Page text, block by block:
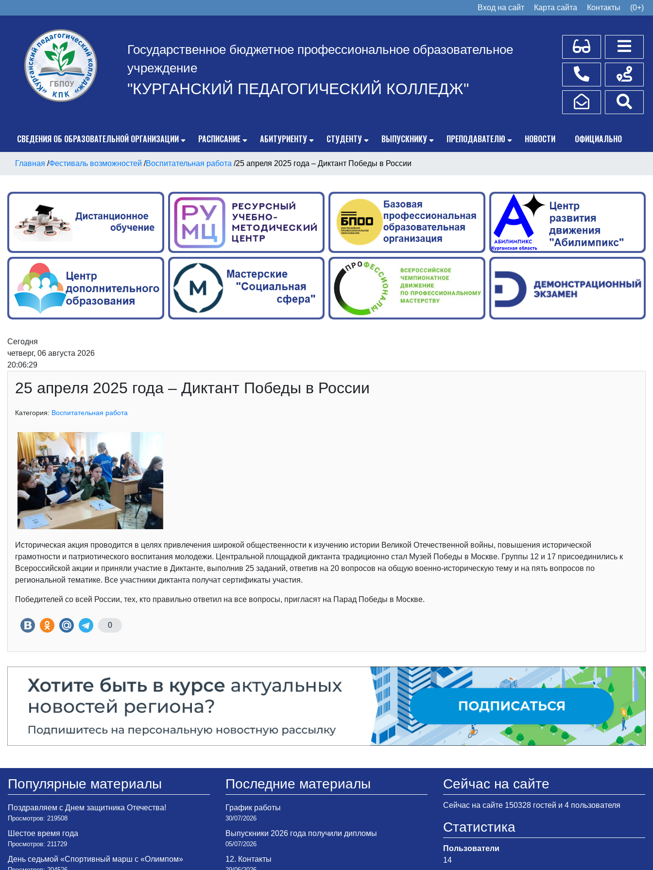
Вход на сайт Карта сайта Контакты (0+)
Государственное бюджетное профессиональное образовательное
учреждение
"КУРГАНСКИЙ ПЕДАГОГИЧЕСКИЙ КОЛЛЕДЖ"
Для слабовидящих
Телефоны
Написать обращение
Схема
СВЕДЕНИЯ ОБ ОБРАЗОВАТЕЛЬНОЙ ОРГАНИЗАЦИИ РАСПИСАНИЕ АБИТУРИЕНТУ СТУДЕНТУ ВЫПУСКНИКУ ПРЕПОДАВАТЕЛЮ НОВОСТИ ОФИЦИАЛЬНО
Главная /Фестиваль возможностей /Воспитательная работа /25 апреля 2025 года – Диктант Победы в России
Сегодня
четверг, 06 августа 2026
20:06:29
25 апреля 2025 года – Диктант Победы в России
Категория: Воспитательная работа
Историческая акция проводится в целях привлечения широкой общественности к изучению истории Великой Отечественной войны, повышения исторической
грамотности и патриотического воспитания молодежи. Центральной площадкой диктанта традиционно стал Музей Победы в Москве. Группы 12 и 17 присоединились к
Всероссийской акции и приняли участие в Диктанте, выполнив 25 заданий, ответив на 20 вопросов на общую военно-историческую тему и на пять вопросов по
региональной тематике. Все участники диктанта получат сертификаты участия.
Победителей со всей России, тех, кто правильно ответил на все вопросы, пригласят на Парад Победы в Москве.
0
Популярные материалы
Поздравляем с Днем защитника Отечества!
Просмотров: 219508
Шестое время года
Просмотров: 211729
День седьмой «Спортивный марш с «Олимпом»
Последние материалы
График работы
30/07/2026
Выпускники 2026 года получили дипломы
05/07/2026
12. Контакты
Сейчас на сайте
Сейчас на сайте 150328 гостей и 4 пользователя
Статистика
Пользователи
14